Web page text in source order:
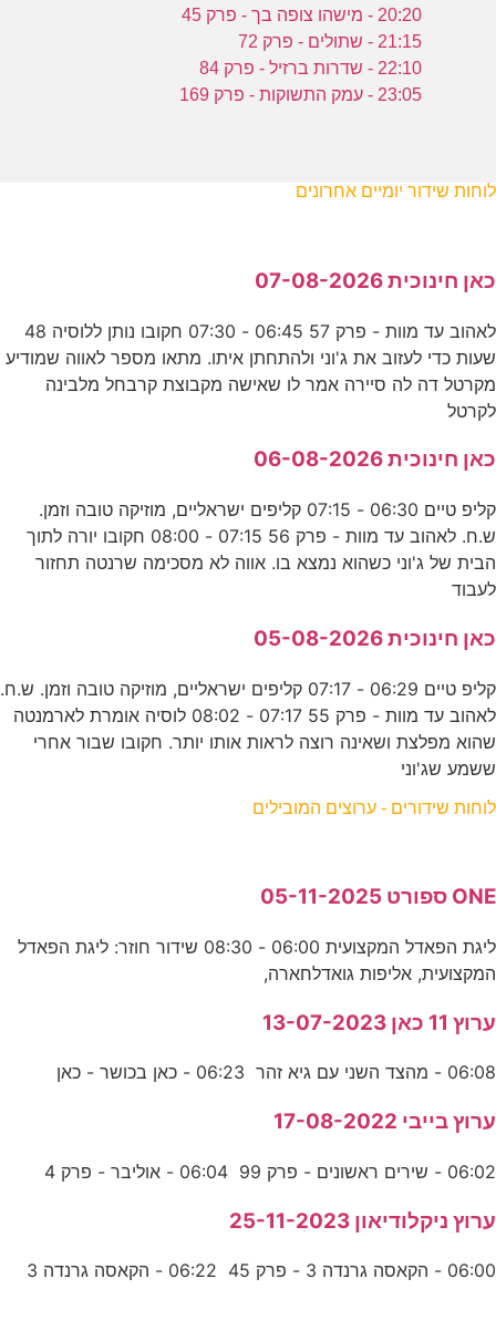
20:20 - מישהו צופה בך - פרק 45
21:15 - שתולים - פרק 72
22:10 - שדרות ברזיל - פרק 84
23:05 - עמק התשוקות - פרק 169
לוחות שידור יומיים אחרונים
כאן חינוכית 07-08-2026
לאהוב עד מוות - פרק 57 06:45 - 07:30 חקובו נותן ללוסיה 48
שעות כדי לעזוב את ג'וני ולהתחתן איתו. מתאו מספר לאווה שמודיע
מקרטל דה לה סיירה אמר לו שאישה מקבוצת קרבחל מלבינה
לקרטל
כאן חינוכית 06-08-2026
קליפ טיים 06:30 - 07:15 קליפים ישראליים, מוזיקה טובה וזמן.
ש.ח. לאהוב עד מוות - פרק 56 07:15 - 08:00 חקובו יורה לתוך
הבית של ג'וני כשהוא נמצא בו. אווה לא מסכימה שרנטה תחזור
לעבוד
כאן חינוכית 05-08-2026
קליפ טיים 06:29 - 07:17 קליפים ישראליים, מוזיקה טובה וזמן. ש.ח.
לאהוב עד מוות - פרק 55 07:17 - 08:02 לוסיה אומרת לארמנטה
שהוא מפלצת ושאינה רוצה לראות אותו יותר. חקובו שבור אחרי
ששמע שג'וני
לוחות שידורים - ערוצים המובילים
ONE ספורט 05-11-2025
ליגת הפאדל המקצועית 06:00 - 08:30 שידור חוזר: ליגת הפאדל
המקצועית, אליפות גואדלחארה,
ערוץ 11 כאן 13-07-2023
06:08 - מהצד השני עם גיא זהר 06:23 - כאן בכושר - כאן
ערוץ בייבי 17-08-2022
06:02 - שירים ראשונים - פרק 99 06:04 - אוליבר - פרק 4
ערוץ ניקלודיאון 25-11-2023
06:00 - הקאסה גרנדה 3 - פרק 45 06:22 - הקאסה גרנדה 3